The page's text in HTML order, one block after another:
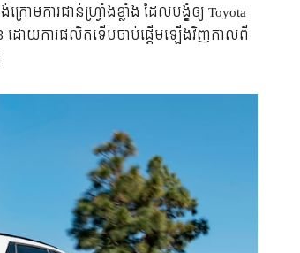
មការជាន់ហ្វ្រាំងខ្លាំង ដែលបង្ខំឲ្យ Toyota
ោយការផលិតទើបចាប់ផ្ដើមឡើងវិញកាលពី